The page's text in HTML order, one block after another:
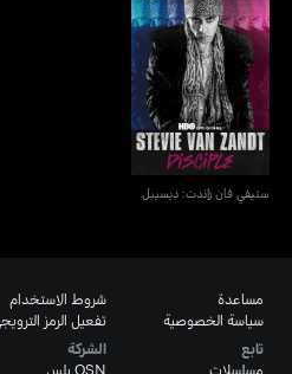
ستيفي فان زاندت: ديسيبل
ستيفي فان زاندت: ديسيبل
مساعدة
سياسة الخصوصية
شروط الاستخدام
تفعيل الرمز
تابع
مسلسلات
الشركة
OSN بلس